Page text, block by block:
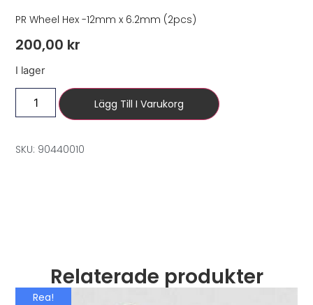
PR Wheel Hex -12mm x 6.2mm (2pcs)
200,00 kr
I lager
Lägg Till I Varukorg
SKU: 90440010
Relaterade produkter
Rea!